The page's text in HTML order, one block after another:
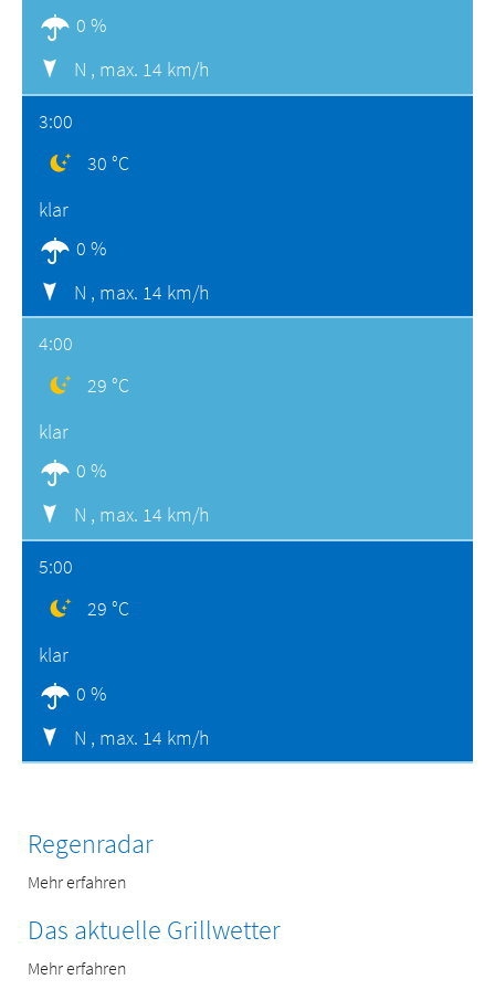
0 %
N , max. 14 km/h
3:00
30 °C
klar
0 %
N , max. 14 km/h
4:00
29 °C
klar
0 %
N , max. 14 km/h
5:00
29 °C
klar
0 %
N , max. 14 km/h
Regenradar
Mehr erfahren
Das aktuelle Grillwetter
Mehr erfahren